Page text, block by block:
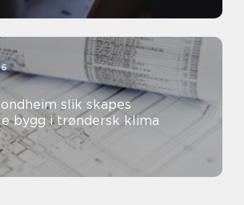
slik skapes
bygg i trøndersk klima